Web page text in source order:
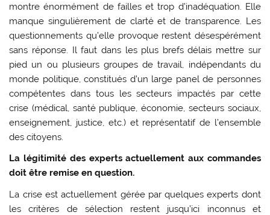
montre énormément de failles et trop d’inadéquation. Elle
manque singulièrement de clarté et de transparence. Les
questionnements qu’elle provoque restent désespérément
sans réponse. Il faut dans les plus brefs délais mettre sur
pied un ou plusieurs groupes de travail, indépendants du
monde politique, constitués d’un large panel de personnes
compétentes dans tous les secteurs impactés par cette
crise (médical, santé publique, économie, secteurs sociaux,
enseignement, justice, etc.) et représentatif de l’ensemble
des citoyens.
La légitimité des experts actuellement aux commandes
doit être remise en question.
La crise est actuellement gérée par quelques experts dont
les critères de sélection restent jusqu’ici inconnus et